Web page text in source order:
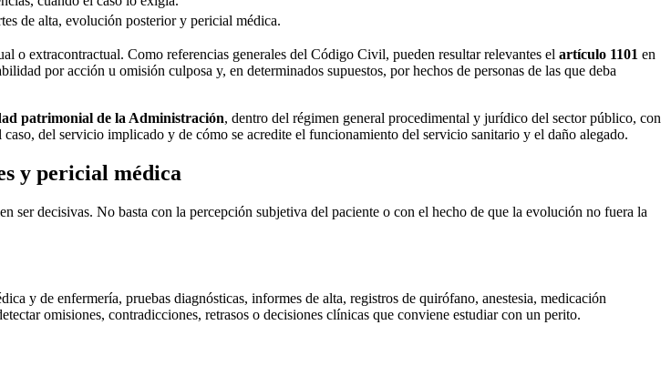
de alta, evolución posterior y pericial médica.
o extracontractual. Como referencias generales del Código Civil, pueden resultar relevantes el artículo 1101 en
por acción u omisión culposa y, en determinados supuestos, por hechos de personas de las que deba
patrimonial de la Administración, dentro del régimen general procedimental y jurídico del sector público, con
del servicio implicado y de cómo se acredite el funcionamiento del servicio sanitario y el daño alegado.
y pericial médica
ser decisivas. No basta con la percepción subjetiva del paciente o con el hecho de que la evolución no fuera la
y de enfermería, pruebas diagnósticas, informes de alta, registros de quirófano, anestesia, medicación
omisiones, contradicciones, retrasos o decisiones clínicas que conviene estudiar con un perito.